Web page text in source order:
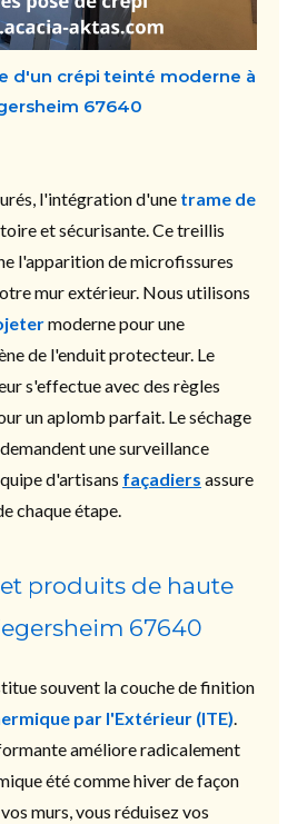
d'un crépi teinté moderne à
67640
l'intégration d'une trame de
et sécurisante. Ce treillis
l'apparition de microfissures
mur extérieur. Nous utilisons
moderne pour une
de l'enduit protecteur. Le
s'effectue avec des règles
un aplomb parfait. Le séchage
une surveillance
d'artisans façadiers assure
chaque étape.
produits de haute
67640
souvent la couche de finition
par l'Extérieur (ITE).
améliore radicalement
été comme hiver de façon
murs, vous réduisez vos